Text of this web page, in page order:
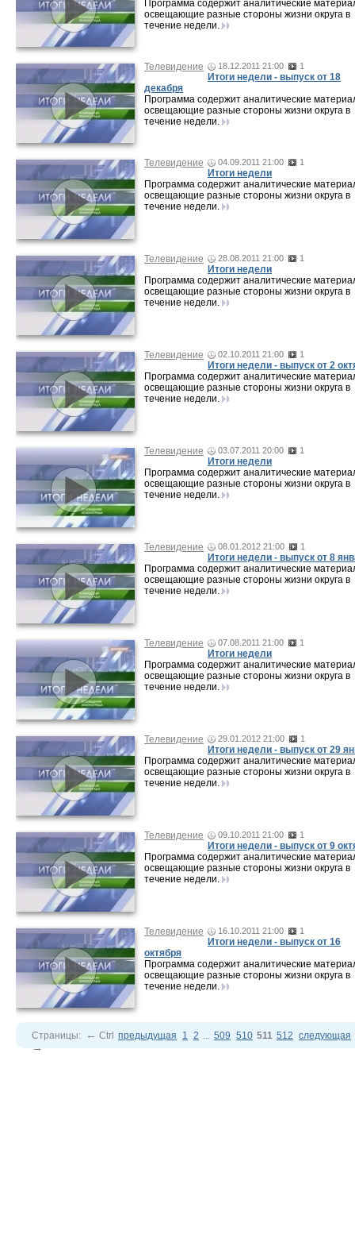
Программа содержит аналитические
освещающие разные стороны жизни округа в
течение недели.
Телевидение 18.12.2011 21:00 1
Итоги недели - выпуск от 18
декабря
Программа содержит аналитические
освещающие разные стороны жизни округа в
течение недели.
Телевидение 04.09.2011 21:00 1
Итоги недели
Программа содержит аналитические
освещающие разные стороны жизни округа в
течение недели.
Телевидение 28.08.2011 21:00 1
Итоги недели
Программа содержит аналитические
освещающие разные стороны жизни округа в
течение недели.
Телевидение 02.10.2011 21:00 1
Итоги недели - выпуск от 2
Программа содержит аналитические
освещающие разные стороны жизни округа в
течение недели.
Телевидение 03.07.2011 20:00 1
Итоги недели
Программа содержит аналитические
освещающие разные стороны жизни округа в
течение недели.
Телевидение 08.01.2012 21:00 1
Итоги недели - выпуск от 8
Программа содержит аналитические
освещающие разные стороны жизни округа в
течение недели.
Телевидение 07.08.2011 21:00 1
Итоги недели
Программа содержит аналитические
освещающие разные стороны жизни округа в
течение недели.
Телевидение 29.01.2012 21:00 1
Итоги недели - выпуск от 29
Программа содержит аналитические
освещающие разные стороны жизни округа в
течение недели.
Телевидение 09.10.2011 21:00 1
Итоги недели - выпуск от 9
Программа содержит аналитические
освещающие разные стороны жизни округа в
течение недели.
Телевидение 16.10.2011 21:00 1
Итоги недели - выпуск от 16
октября
Программа содержит аналитические
освещающие разные стороны жизни округа в
течение недели.
Страницы: ← Ctrl предыдущая 1 2 ... 509 510 511 512 следующая
→